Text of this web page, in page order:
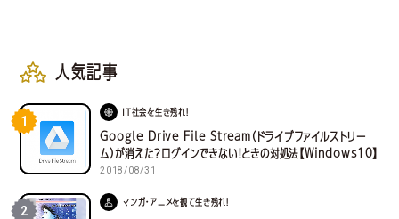
人気記事
1
IT社会を生き残れ！
Google Drive File Stream（ドライブファイルストリー
ム）が消えた？ログインできない！ときの対処法【Windows10】
2018/08/31
2
マンガ・アニメを観て生き残れ！